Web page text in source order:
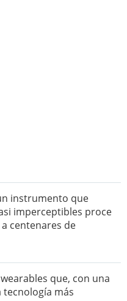
instrumento que
imperceptibles proce
centenares de
que, con una
tecnología más